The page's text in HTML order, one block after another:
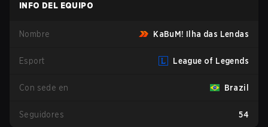
INFO DEL EQUIPO
Nombre KaBuM! Ilha das Lendas
Esport League of Legends
Con sede en Brazil
Seguidores 54